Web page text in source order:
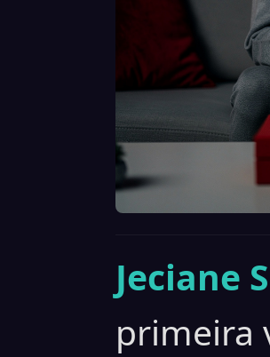
Jeciane
primeira